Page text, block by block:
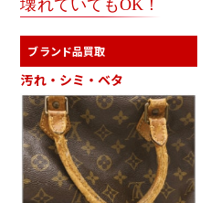
壊れていてもOK！
ブランド品買取
汚れ・シミ・ベタ